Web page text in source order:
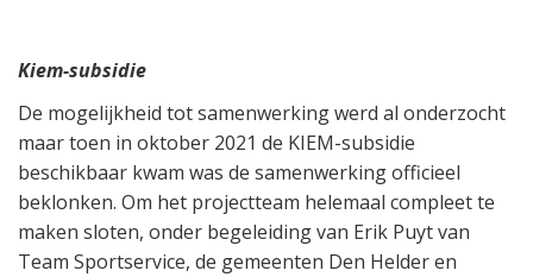
Kiem-subsidie
De mogelijkheid tot samenwerking werd al onderzocht
maar toen in oktober 2021 de KIEM-subsidie
beschikbaar kwam was de samenwerking officieel
beklonken. Om het projectteam helemaal compleet te
maken sloten, onder begeleiding van Erik Puyt van
Team Sportservice, de gemeenten Den Helder en